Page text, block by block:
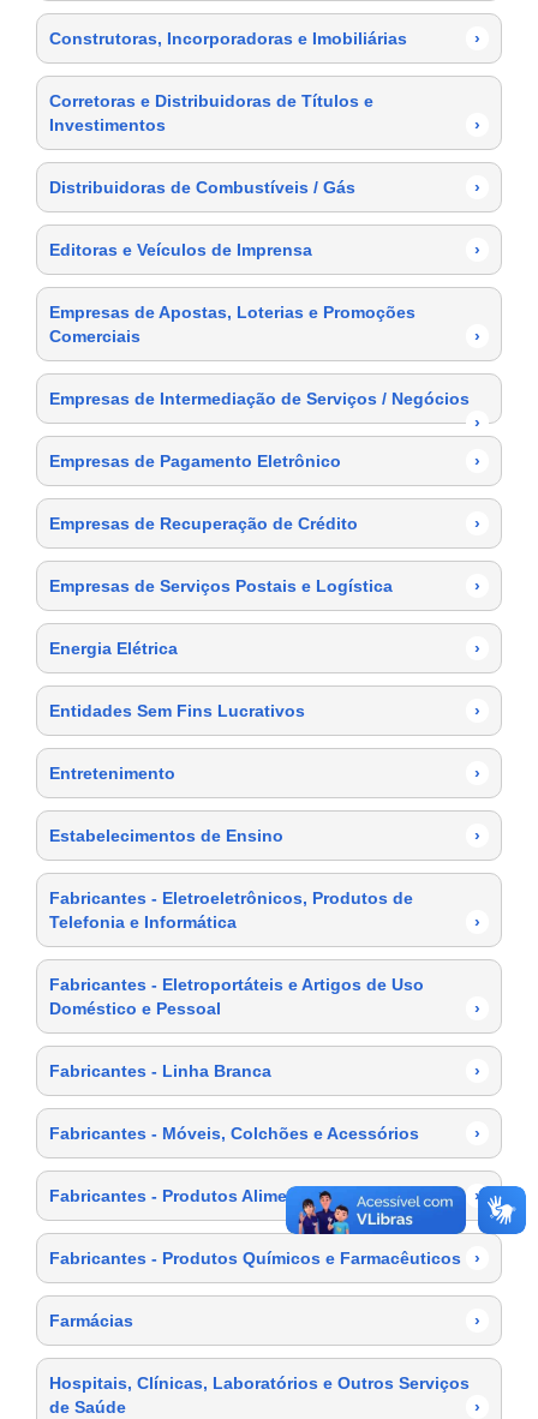
Construtoras, Incorporadoras e Imobiliárias ›
Corretoras e Distribuidoras de Títulos e
Investimentos
›
Distribuidoras de Combustíveis / Gás ›
Editoras e Veículos de Imprensa ›
Empresas de Apostas, Loterias e Promoções
Comerciais
›
Empresas de Intermediação de Serviços / Negócios
›
Empresas de Pagamento Eletrônico
›
Empresas de Recuperação de Crédito ›
Empresas de Serviços Postais e Logística ›
Energia Elétrica ›
Entidades Sem Fins Lucrativos ›
Entretenimento ›
Estabelecimentos de Ensino ›
Fabricantes - Eletroeletrônicos, Produtos de
Telefonia e Informática
›
Fabricantes - Eletroportáteis e Artigos de Uso
Doméstico e Pessoal
›
Fabricantes - Linha Branca ›
Fabricantes - Móveis, Colchões e Acessórios ›
Fabricantes - Produtos Alimentícios ›
Fabricantes - Produtos Químicos e Farmacêuticos ›
Farmácias ›
Hospitais, Clínicas, Laboratórios e Outros Serviços
de Saúde
›